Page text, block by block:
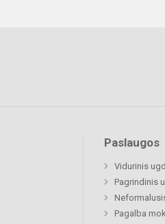
Paslaugos
Vidurinis
Pagrindinis
Pagalba